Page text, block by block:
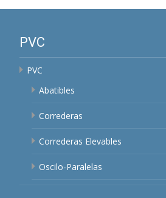
PVC
PVC
Abatibles
Correderas
Correderas Elevables
Oscilo-Paralelas